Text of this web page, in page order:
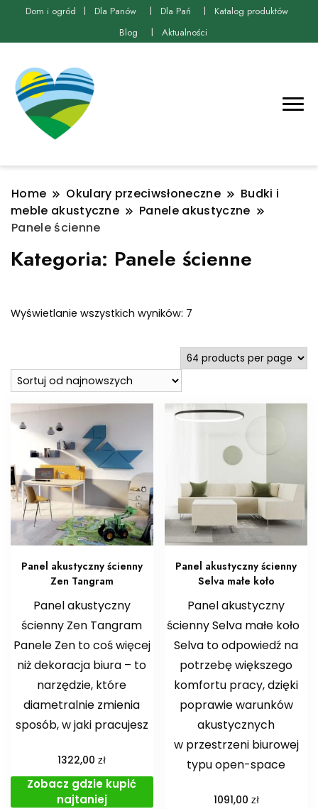
Dom i ogród Dla Panów Dla Pań
Katalog produktów
Blog
Aktualności
Home Okulary przeciwsłoneczne
Budki i
meble akustyczne
Panele akustyczne
Panele ścienne
Kategoria: Panele ścienne
Wyświetlanie wszystkich wyników: 7
najnowszych
Panel akustyczny ścienny
Zen Tangram
Panel akustyczny
ścienny Zen Tangram
Panele Zen to coś więcej
niż dekoracja biura – to
narzędzie, które
diametralnie zmienia
sposób, w jaki pracujesz
1322,00zł
Zobacz gdzie kupić
najtaniej
Panel akustyczny ścienny
Selva małe koło
Panel akustyczny
ścienny Selva małe koło
Selva to odpowiedź na
potrzebę większego
komfortu pracy, dzięki
poprawie warunków
akustycznych
w przestrzeni biurowej
typu open-space
1091,00 zł